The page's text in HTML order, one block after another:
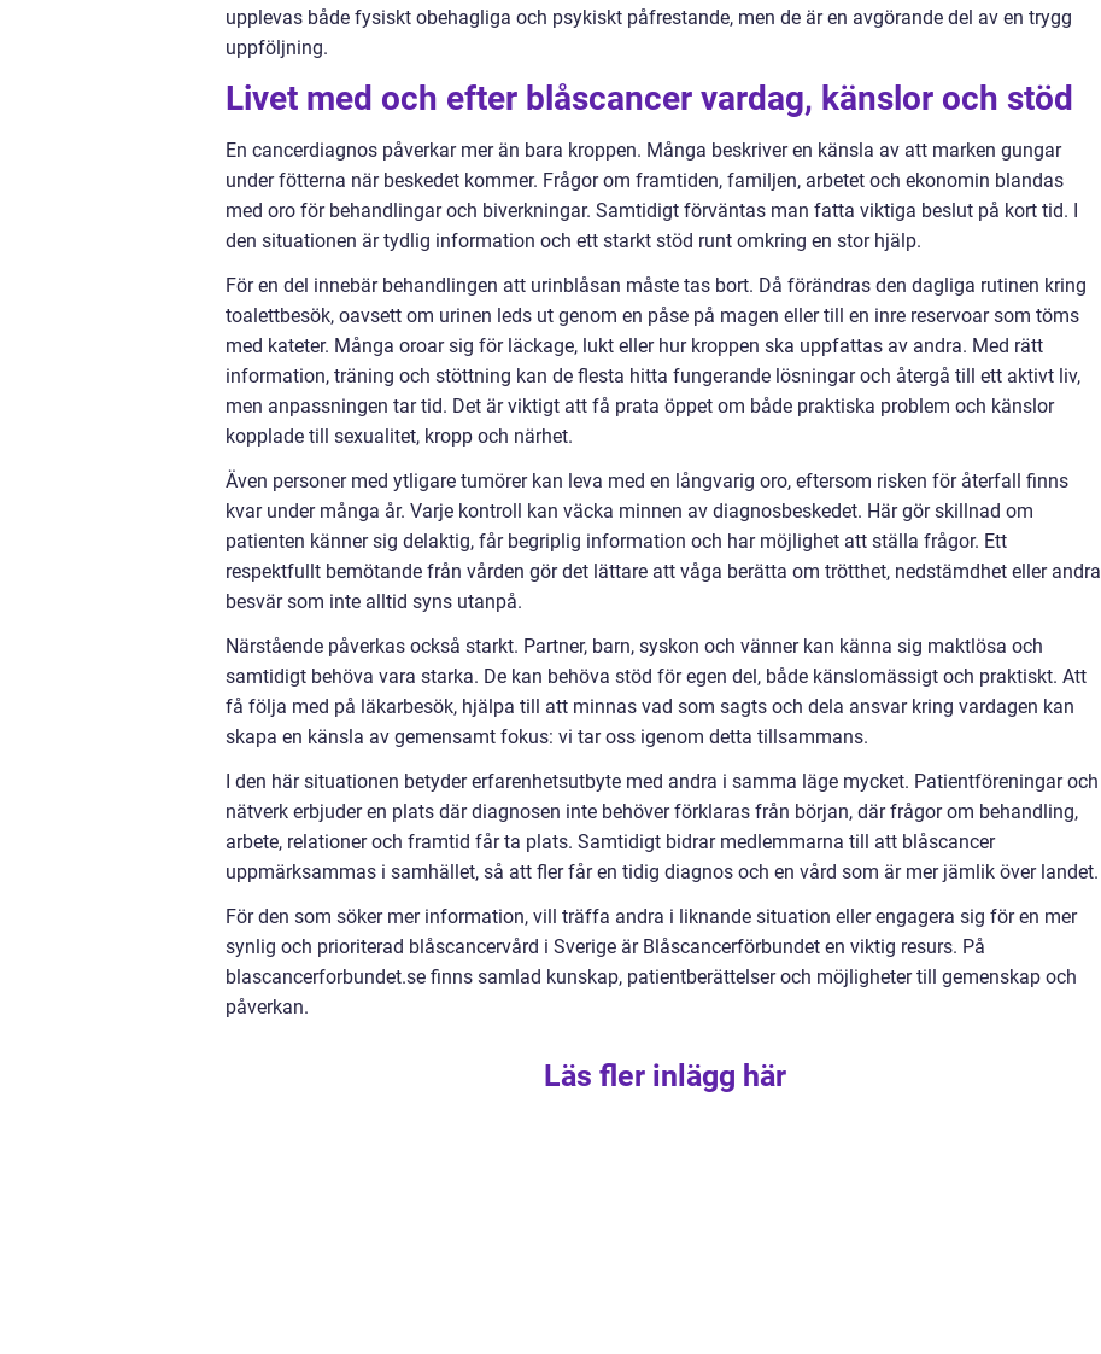
upplevas både fysiskt obehagliga och psykiskt påfrestande, men de är en avgörande del av en trygg
uppföljning.
Livet med och efter blåscancer vardag, känslor och stöd
En cancerdiagnos påverkar mer än bara kroppen. Många beskriver en känsla av att marken gungar
under fötterna när beskedet kommer. Frågor om framtiden, familjen, arbetet och ekonomin blandas
med oro för behandlingar och biverkningar. Samtidigt förväntas man fatta viktiga beslut på kort tid. I
den situationen är tydlig information och ett starkt stöd runt omkring en stor hjälp.
För en del innebär behandlingen att urinblåsan måste tas bort. Då förändras den dagliga rutinen kring
toalettbesök, oavsett om urinen leds ut genom en påse på magen eller till en inre reservoar som töms
med kateter. Många oroar sig för läckage, lukt eller hur kroppen ska uppfattas av andra. Med rätt
information, träning och stöttning kan de flesta hitta fungerande lösningar och återgå till ett aktivt liv,
men anpassningen tar tid. Det är viktigt att få prata öppet om både praktiska problem och känslor
kopplade till sexualitet, kropp och närhet.
Även personer med ytligare tumörer kan leva med en långvarig oro, eftersom risken för återfall finns
kvar under många år. Varje kontroll kan väcka minnen av diagnosbeskedet. Här gör skillnad om
patienten känner sig delaktig, får begriplig information och har möjlighet att ställa frågor. Ett
respektfullt bemötande från vården gör det lättare att våga berätta om trötthet, nedstämdhet eller andra
besvär som inte alltid syns utanpå.
Närstående påverkas också starkt. Partner, barn, syskon och vänner kan känna sig maktlösa och
samtidigt behöva vara starka. De kan behöva stöd för egen del, både känslomässigt och praktiskt. Att
få följa med på läkarbesök, hjälpa till att minnas vad som sagts och dela ansvar kring vardagen kan
skapa en känsla av gemensamt fokus: vi tar oss igenom detta tillsammans.
I den här situationen betyder erfarenhetsutbyte med andra i samma läge mycket. Patientföreningar och
nätverk erbjuder en plats där diagnosen inte behöver förklaras från början, där frågor om behandling,
arbete, relationer och framtid får ta plats. Samtidigt bidrar medlemmarna till att blåscancer
uppmärksammas i samhället, så att fler får en tidig diagnos och en vård som är mer jämlik över landet.
För den som söker mer information, vill träffa andra i liknande situation eller engagera sig för en mer
synlig och prioriterad blåscancervård i Sverige är Blåscancerförbundet en viktig resurs. På
blascancerforbundet.se finns samlad kunskap, patientberättelser och möjligheter till gemenskap och
påverkan.
Läs fler inlägg här